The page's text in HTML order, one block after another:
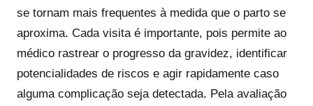
se tornam mais frequentes à medida que o parto se
aproxima. Cada visita é importante, pois permite ao
médico rastrear o progresso da gravidez, identificar
potencialidades de riscos e agir rapidamente caso
alguma complicação seja detectada. Pela avaliação